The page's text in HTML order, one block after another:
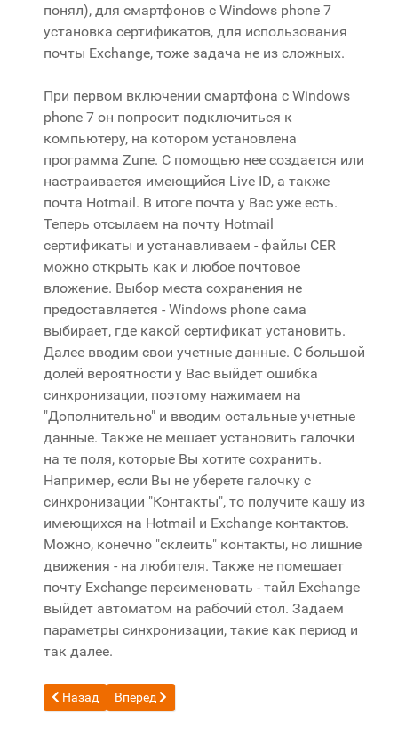
понял), для смартфонов с Windows phone 7
установка сертификатов, для использования
почты Exchange, тоже задача не из сложных.
При первом включении смартфона с Windows
phone 7 он попросит подключиться к
компьютеру, на котором установлена
программа Zune. С помощью нее создается или
настраивается имеющийся Live ID, а также
почта Hotmail. В итоге почта у Вас уже есть.
Теперь отсылаем на почту Hotmail
сертификаты и устанавливаем - файлы CER
можно открыть как и любое почтовое
вложение. Выбор места сохранения не
предоставляется - Windows phone сама
выбирает, где какой сертификат установить.
Далее вводим свои учетные данные. С большой
долей вероятности у Вас выйдет ошибка
синхронизации, поэтому нажимаем на
"Дополнительно" и вводим остальные учетные
данные. Также не мешает установить галочки
на те поля, которые Вы хотите сохранить.
Например, если Вы не уберете галочку с
синхронизации "Контакты", то получите кашу из
имеющихся на Hotmail и Exchange контактов.
Можно, конечно "склеить" контакты, но лишние
движения - на любителя. Также не помешает
почту Exchange переименовать - тайл Exchange
выйдет автоматом на рабочий стол. Задаем
параметры синхронизации, такие как период и
так далее.
Предыдущий: Обзор смартфона HTC HD7
Назад Следующий: Права доступа к папкам и файлам,
Вперед